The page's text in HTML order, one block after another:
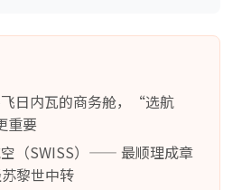
日内瓦的商务舱，“选航
重要
（SWISS）—— 最顺理成章
黎世中转